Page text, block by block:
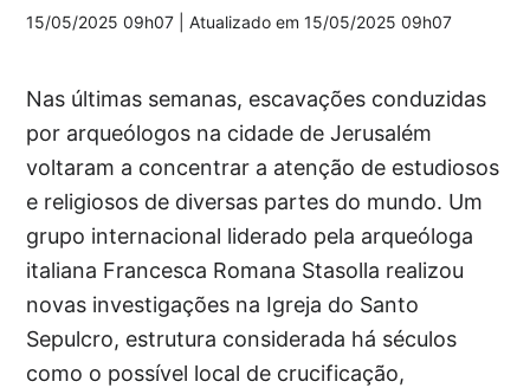
15/05/2025 09h07
| Atualizado em15/05/2025 09h07
Nas últimas semanas, escavações conduzidas
por arqueólogos na cidade de Jerusalém
voltaram a concentrar a atenção de estudiosos
e religiosos de diversas partes do mundo. Um
grupo internacional liderado pela arqueóloga
italiana Francesca Romana Stasolla realizou
novas investigações na Igreja do Santo
Sepulcro, estrutura considerada há séculos
como o possível local de crucificação,